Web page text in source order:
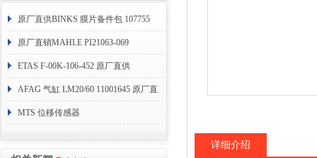
原厂直供BINKS 膜片备件包 107755
原厂直销MAHLE PI21063-069
ETAS F-00K-106-452 原厂直供
AFAG 气缸 LM20/60 11001645 原厂直
销
MTS 位移传感器
详细介绍